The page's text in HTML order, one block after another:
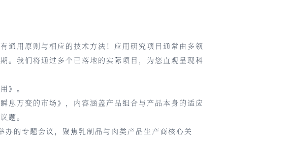
通用原则与相应的技术方法！应用研究项目通常由多领
。我们将通过多个已落地的实际项目，为您直观呈现科
》。
万变的市场》，内容涵盖产品组合与产品本身的适应
题。
专题会议，聚焦乳制品与肉类产品生产商核心关